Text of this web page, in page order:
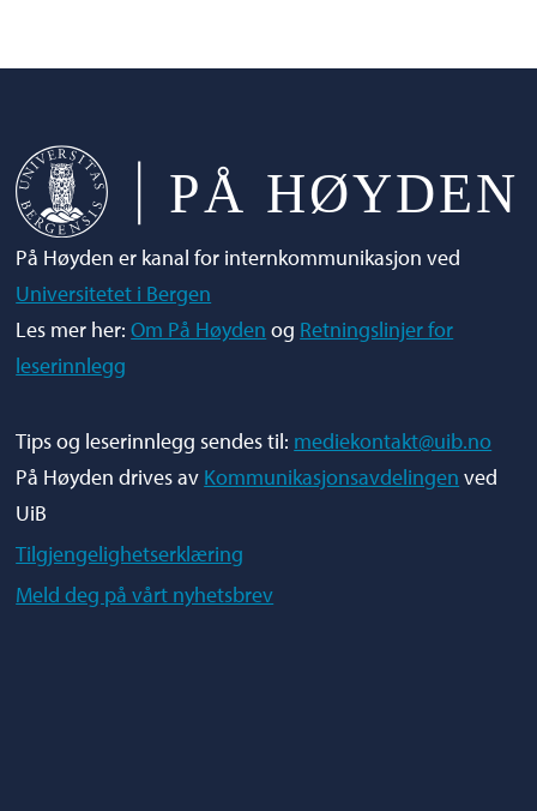
På Høyden er kanal for internkommunikasjon ved
Universitetet i Bergen
Les mer her:Om På Høyden og Retningslinjer for
leserinnlegg
Tips og leserinnlegg sendes til: mediekontakt@uib.no
På Høyden drives av Kommunikasjonsavdelingen ved
UiB
Tilgjengelighetserklæring
Meld deg på vårt nyhetsbrev